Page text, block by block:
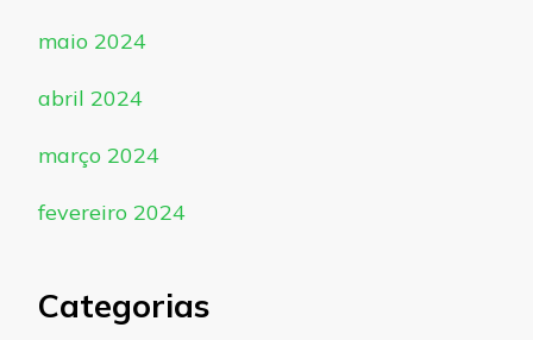
maio 2024
abril 2024
março 2024
fevereiro 2024
Categorias